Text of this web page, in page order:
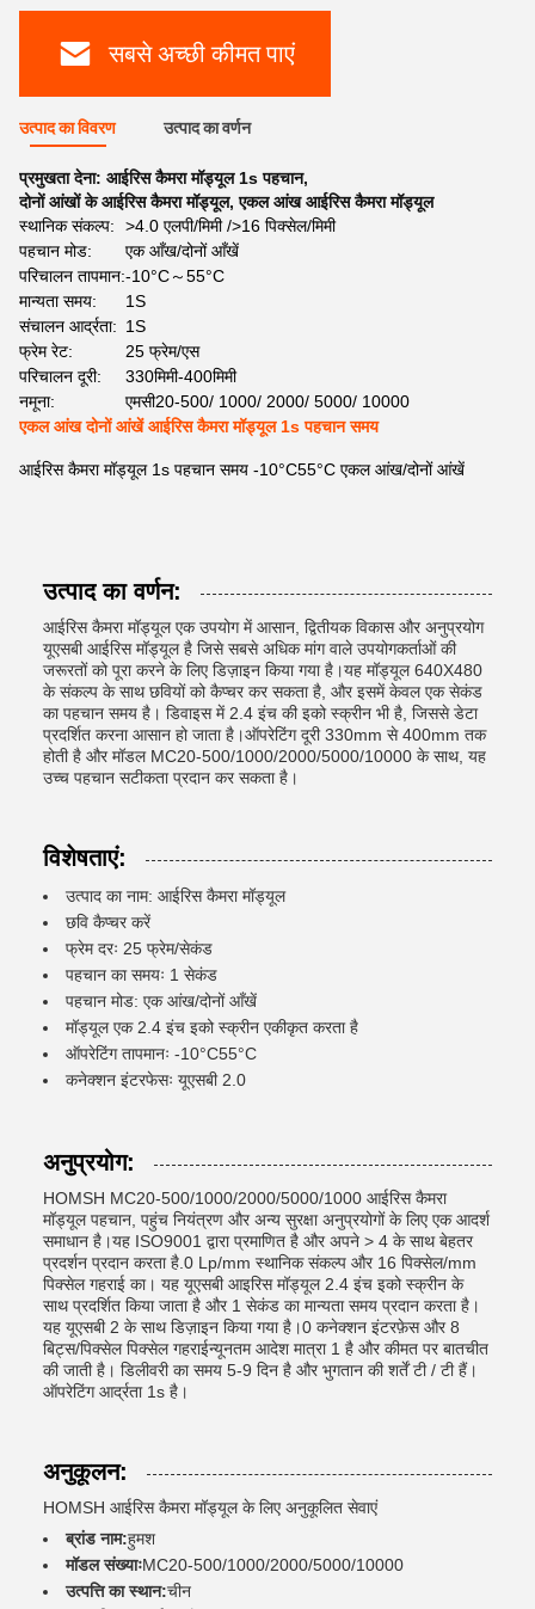
सबसे अच्छी कीमत पाएं
उत्पाद का विवरण उत्पाद का वर्णन
प्रमुखता देना: आईरिस कैमरा मॉड्यूल 1s पहचान,
दोनों आंखों के आईरिस कैमरा मॉड्यूल,एकल आंख आईरिस कैमरा मॉड्यूल
स्थानिक संकल्प:
>4.0 एलपी/मिमी />16 पिक्सेल/मिमी
पहचान मोड:
एक आँख/दोनों आँखें
परिचालन तापमान:-10°C～55°C
मान्यता समय:
1S
संचालन आर्द्रता: 1S
फ्रेम रेट:
25 फ्रेम/एस
परिचालन दूरी:
330मिमी-400मिमी
नमूना:
एमसी20-500/ 1000/ 2000/ 5000/ 10000
एकल आंख दोनों आंखें आईरिस कैमरा मॉड्यूल 1s पहचान समय
आईरिस कैमरा मॉड्यूल 1s पहचान समय -10°C55°C एकल आंख/दोनों आंखें
उत्पाद का वर्णन:
आईरिस कैमरा मॉड्यूल एक उपयोग में आसान, द्वितीयक विकास और अनुप्रयोग
यूएसबी आईरिस मॉड्यूल है जिसे सबसे अधिक मांग वाले उपयोगकर्ताओं की
जरूरतों को पूरा करने के लिए डिज़ाइन किया गया है।यह मॉड्यूल 640X480
के संकल्प के साथ छवियों को कैप्चर कर सकता है, और इसमें केवल एक सेकंड
का पहचान समय है। डिवाइस में 2.4 इंच की इको स्क्रीन भी है, जिससे डेटा
प्रदर्शित करना आसान हो जाता है।ऑपरेटिंग दूरी 330mm से 400mm तक
होती है और मॉडल MC20-500/1000/2000/5000/10000 के साथ, यह
उच्च पहचान सटीकता प्रदान कर सकता है।
विशेषताएं:
उत्पाद का नाम: आईरिस कैमरा मॉड्यूल
छवि कैप्चर करें
फ्रेम दरः 25 फ्रेम/सेकंड
पहचान का समयः 1 सेकंड
पहचान मोड: एक आंख/दोनों आँखें
मॉड्यूल एक 2.4 इंच इको स्क्रीन एकीकृत करता है
ऑपरेटिंग तापमानः -10°C55°C
कनेक्शन इंटरफेसः यूएसबी 2.0
अनुप्रयोग:
HOMSH MC20-500/1000/2000/5000/1000 आईरिस कैमरा
मॉड्यूल पहचान, पहुंच नियंत्रण और अन्य सुरक्षा अनुप्रयोगों के लिए एक आदर्श
समाधान है।यह ISO9001 द्वारा प्रमाणित है और अपने > 4 के साथ बेहतर
प्रदर्शन प्रदान करता है.0 Lp/mm स्थानिक संकल्प और 16 पिक्सेल/mm
पिक्सेल गहराई का। यह यूएसबी आइरिस मॉड्यूल 2.4 इंच इको स्क्रीन के
साथ प्रदर्शित किया जाता है और 1 सेकंड का मान्यता समय प्रदान करता है।
यह यूएसबी 2 के साथ डिज़ाइन किया गया है।0 कनेक्शन इंटरफ़ेस और 8
बिट्स/पिक्सेल पिक्सेल गहराईन्यूनतम आदेश मात्रा 1 है और कीमत पर बातचीत
की जाती है। डिलीवरी का समय 5-9 दिन है और भुगतान की शर्तें टी / टी हैं।
ऑपरेटिंग आर्द्रता 1s है।
अनुकूलन:
HOMSH आईरिस कैमरा मॉड्यूल के लिए अनुकूलित सेवाएं
ब्रांड नाम:हुमश
मॉडल संख्याःMC20-500/1000/2000/5000/10000
उत्पत्ति का स्थान:चीन